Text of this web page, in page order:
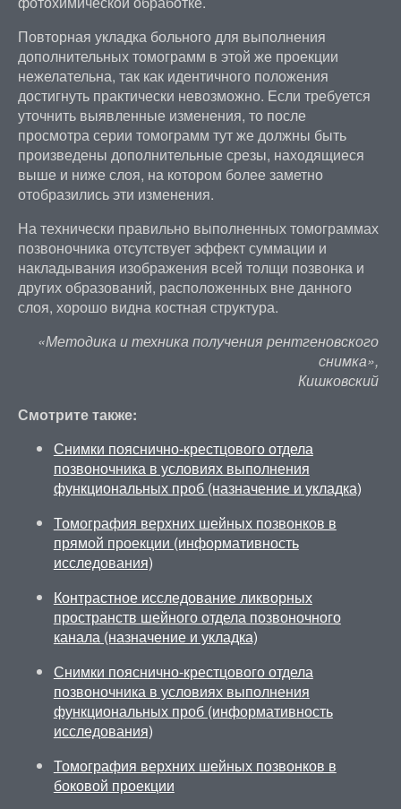
Повторная укладка больного для выполнения
дополнительных томограмм в этой же проекции
нежелательна, так как идентичного положения
достигнуть практически невозможно. Если требуется
уточнить выявленные изменения, то после
просмотра серии томограмм тут же должны быть
произведены дополнительные срезы, находящиеся
выше и ниже слоя, на котором более заметно
отобразились эти изменения.
На технически правильно выполненных томограммах
позвоночника отсутствует эффект суммации и
накладывания изображения всей толщи позвонка и
других образований, расположенных вне данного
слоя, хорошо видна костная структура.
«Методика и техника получения рентгеновского
снимка»,
Кишковский
Смотрите также:
Снимки пояснично-крестцового отдела
позвоночника в условиях выполнения
функциональных проб (назначение и укладка)
Томография верхних шейных позвонков в
прямой проекции (информативность
исследования)
Контрастное исследование ликворных
пространств шейного отдела позвоночного
канала (назначение и укладка)
Снимки пояснично-крестцового отдела
позвоночника в условиях выполнения
функциональных проб (информативность
исследования)
Томография верхних шейных позвонков в
боковой проекции